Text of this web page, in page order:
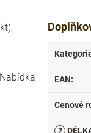
EAN:
Cenové
?